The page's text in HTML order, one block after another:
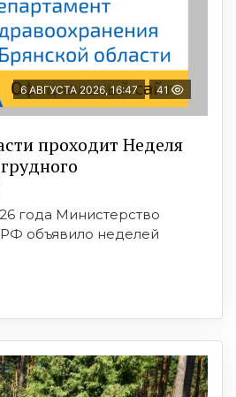
6 АВГУСТА 2026, 16:47 41
проходит Неделя
года Министерство
объявило неделей